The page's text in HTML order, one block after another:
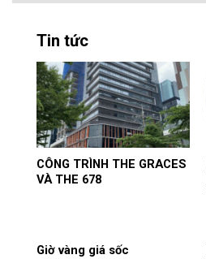
Tin tức
CÔNG TRÌNH THE GRACES
VÀ THE 678
Giờ vàng giá sốc